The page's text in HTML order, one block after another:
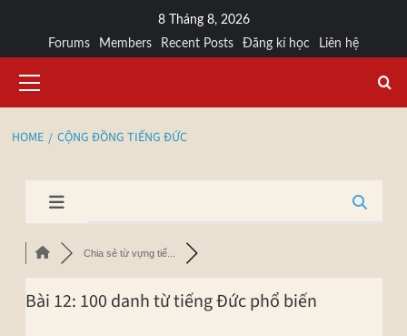
8 Tháng 8, 2026
Forums
Members Recent Posts Đăng kí học Liên hệ
HOME CỘNG ĐỒNG TIẾNG ĐỨC
Chia sẻ từ vựng tiế...
Bài 12: 100 danh từ tiếng Đức phổ biến